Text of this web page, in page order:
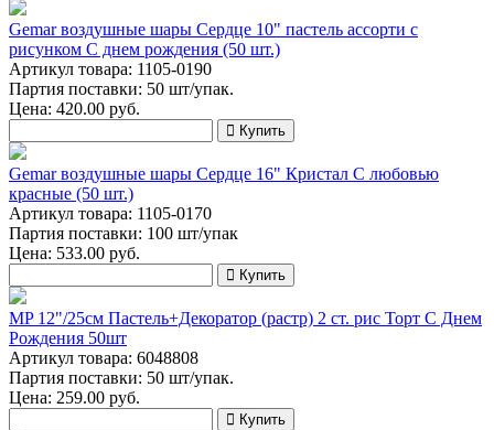
Gemar воздушные шары Сердце 10" пастель ассорти с
рисунком С днем рождения (50 шт.)
Артикул товара: 1105-0190
Партия поставки: 50 шт/упак.
Цена: 420.00 руб.
Купить
Gemar воздушные шары Сердце 16" Кристал С любовью
красные (50 шт.)
Артикул товара: 1105-0170
Партия поставки: 100 шт/упак
Цена: 533.00 руб.
Купить
MP 12"/25см Пастель+Декоратор (растр) 2 ст. рис Торт С Днем
Рождения 50шт
Артикул товара: 6048808
Партия поставки: 50 шт/упак.
Цена: 259.00 руб.
Купить